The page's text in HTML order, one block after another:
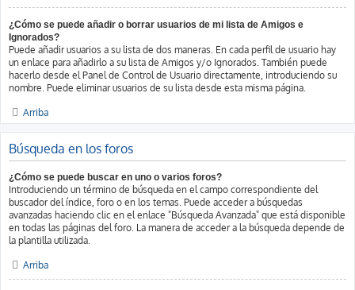
¿Cómo se puede añadir o borrar usuarios de mi lista de Amigos e
Ignorados?
Puede añadir usuarios a su lista de dos maneras. En cada perfil de usuario hay
un enlace para añadirlo a su lista de Amigos y/o Ignorados. También puede
hacerlo desde el Panel de Control de Usuario directamente, introduciendo su
nombre. Puede eliminar usuarios de su lista desde esta misma página.
Arriba
Búsqueda en los foros
¿Cómo se puede buscar en uno o varios foros?
Introduciendo un término de búsqueda en el campo correspondiente del
buscador del índice, foro o en los temas. Puede acceder a búsquedas
avanzadas haciendo clic en el enlace "Búsqueda Avanzada" que está disponible
en todas las páginas del foro. La manera de acceder a la búsqueda depende de
la plantilla utilizada.
Arriba